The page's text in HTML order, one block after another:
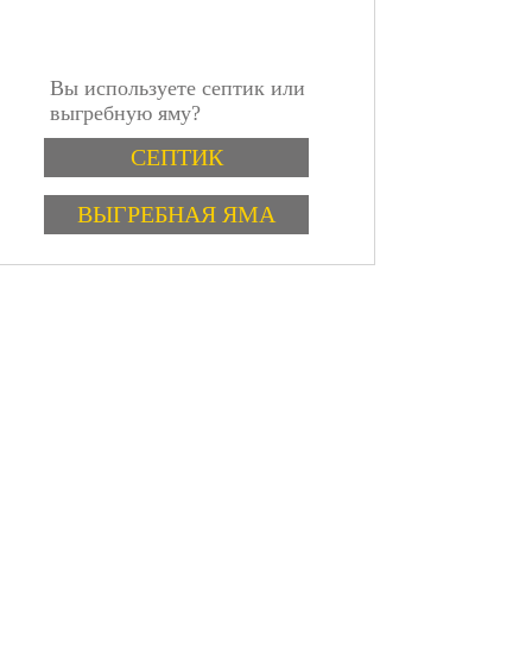
Вы используете септик или
выгребную яму?
ВариантыСЕПТИК
ВЫГРЕБНАЯ ЯМА